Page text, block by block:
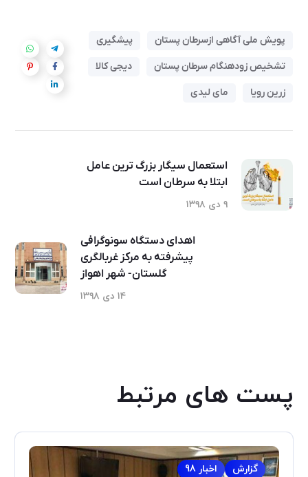
پویش ملی آگاهی ازسرطان پستان
پیشگیری
تشخیص زودهنگام سرطان پستان
دیجی کالا
زرین رویا
مای لیدی
استعمال سیگار بزرگ ترین عامل
ابتلا به سرطان است
۹ دی ۱۳۹۸
اهدای دستگاه سونوگرافی
پیشرفته به مرکز غربالگری
گلستان- شهر اهواز
۱۴ دی ۱۳۹۸
پست های مرتبط
اخبار 98 گزارش